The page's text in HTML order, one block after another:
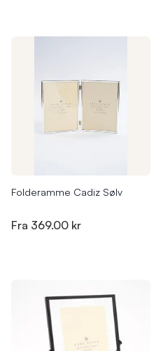
Folderamme Cadiz Sølv
Fra 369.00 kr